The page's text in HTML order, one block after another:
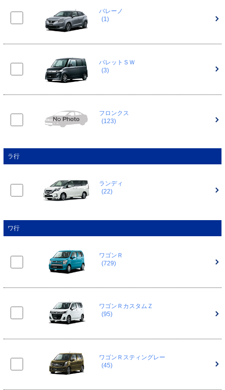
バレーノ
(1)
パレットＳＷ
(3)
フロンクス
(123)
ラ行
ランディ
(22)
ワ行
ワゴンＲ
(729)
ワゴンＲカスタムＺ
(95)
ワゴンＲスティングレー
(45)